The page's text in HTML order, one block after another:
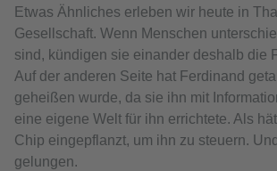
Etwas Ähnliches erleben wir heute in
Gesellschaft. Wenn Menschen
sind, kündigen sie einander deshalb die
Auf der anderen Seite hat Ferdinand
geheißen wurde, da sie ihn mit
eine eigene Welt für ihn errichtete. Als
Chip eingepflanzt, um ihn zu steuern.
gelungen.